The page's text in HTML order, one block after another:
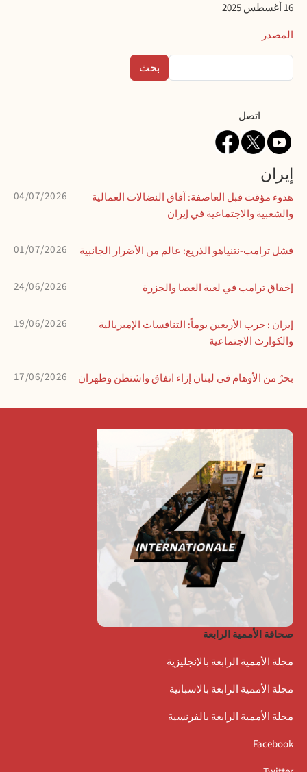
16 أغسطس 2025
المصدر
Contactاتصل
إيران
04/07/2026
هدوء مؤقت قبل العاصفة: آفاق النضالات العمالية
والشعبية والاجتماعية في إيران
01/07/2026 فشل ترامب-نتنياهو الذريع: عالم من الأضرار الجانبية
24/06/2026 إخفاق ترامب في لعبة العصا والجزرة
19/06/2026
إيران : حرب الأربعين يوماً: التنافسات الإمبريالية
والكوارث الاجتماعية
17/06/2026 بحرٌ من الأوهام في لبنان إزاء اتفاق واشنطن وطهران
صحافة الأممية الرابعة
مجلة الأممية الرابعة بالإنجليزية
مجلة الأممية الرابعة بالاسبانية
مجلة الأممية الرابعة بالفرنسية
Facebook